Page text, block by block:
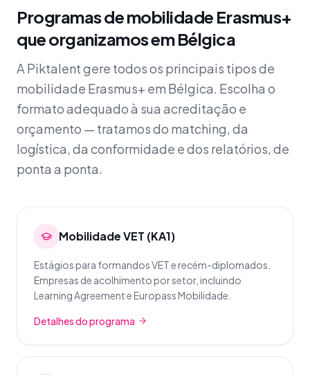
Programas de mobilidade Erasmus+
que organizamos em Bélgica
A Piktalent gere todos os principais tipos de
mobilidade Erasmus+ em Bélgica. Escolha o
formato adequado à sua acreditação e
orçamento — tratamos do matching, da
logística, da conformidade e dos relatórios, de
ponta a ponta.
Mobilidade VET (KA1)
Estágios para formandos VET e recém-diplomados.
Empresas de acolhimento por setor, incluindo
Learning Agreement e Europass Mobilidade.
Detalhes do programa